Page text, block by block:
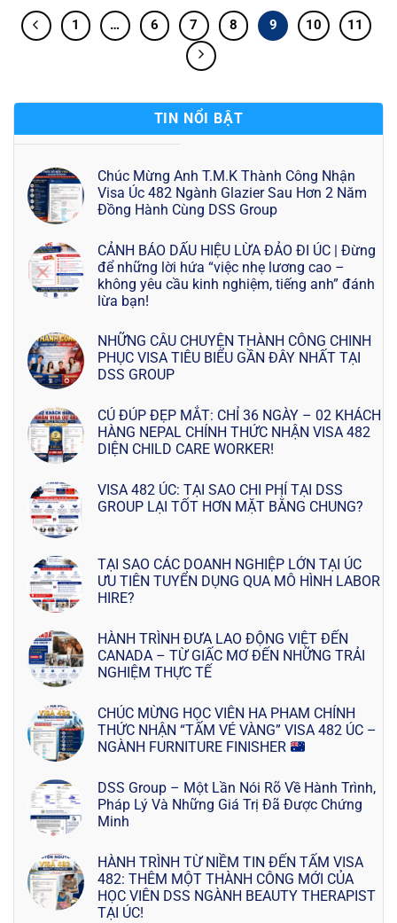
1 … 6 7 8 9 10 11
TIN NỔI BẬT
Chúc Mừng Anh T.M.K Thành Công Nhận
Visa Úc 482 Ngành Glazier Sau Hơn 2 Năm
Đồng Hành Cùng DSS Group
CẢNH BÁO DẤU HIỆU LỪA ĐẢO ĐI ÚC | Đừng
để những lời hứa “việc nhẹ lương cao –
không yêu cầu kinh nghiệm, tiếng anh” đánh
lừa bạn!
NHỮNG CÂU CHUYỆN THÀNH CÔNG CHINH
PHỤC VISA TIÊU BIỂU GẦN ĐÂY NHẤT TẠI
DSS GROUP
CÚ ĐÚP ĐẸP MẮT: CHỈ 36 NGÀY – 02 KHÁCH
HÀNG NEPAL CHÍNH THỨC NHẬN VISA 482
DIỆN CHILD CARE WORKER!
VISA 482 ÚC: TẠI SAO CHI PHÍ TẠI DSS
GROUP LẠI TỐT HƠN MẶT BẰNG CHUNG?
TẠI SAO CÁC DOANH NGHIỆP LỚN TẠI ÚC
ƯU TIÊN TUYỂN DỤNG QUA MÔ HÌNH LABOR
HIRE?
HÀNH TRÌNH ĐƯA LAO ĐỘNG VIỆT ĐẾN
CANADA – TỪ GIẤC MƠ ĐẾN NHỮNG TRẢI
NGHIỆM THỰC TẾ
CHÚC MỪNG HỌC VIÊN HA PHAM CHÍNH
THỨC NHẬN “TẤM VÉ VÀNG” VISA 482 ÚC –
NGÀNH FURNITURE FINISHER
DSS Group – Một Lần Nói Rõ Về Hành Trình,
Pháp Lý Và Những Giá Trị Đã Được Chứng
Minh
HÀNH TRÌNH TỪ NIỀM TIN ĐẾN TẤM VISA
482: THÊM MỘT THÀNH CÔNG MỚI CỦA
HỌC VIÊN DSS NGÀNH BEAUTY THERAPIST
TẠI ÚC!